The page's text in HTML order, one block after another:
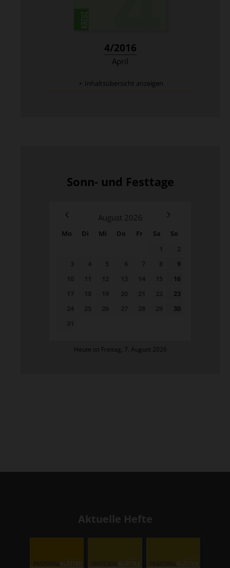
4/2016
April
Inhaltsübersicht anzeigen
Sonn- und Festtage
August 2026
Mo Di Mi Do Fr Sa
So
9
16
23
30
Heute ist Freitag, 7. August 2026
Aktuelle Hefte